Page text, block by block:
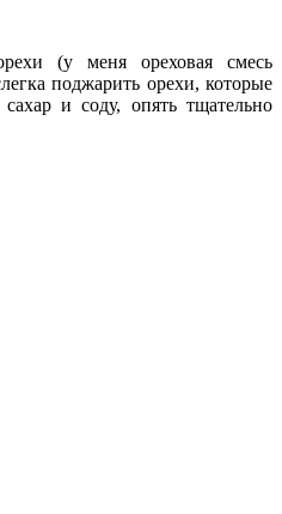
(у меня ореховая смесь
поджарить орехи, которые
и соду, опять тщательно